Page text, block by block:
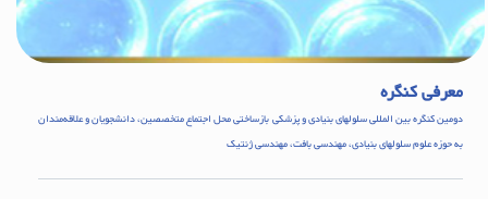
معرفی کنگره
دومین کنگره بین المللی سلولهای بنیادی و پزشکی بازساختی محل اجتماع متخصصین، دانشجویان و علاقه‌مندان
به حوزه علوم سلولهای بنیادی، مهندسی بافت، مهندسی ژنتیک